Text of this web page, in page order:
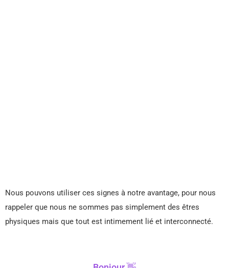
Nous pouvons utiliser ces signes à notre avantage, pour nous
rappeler que nous ne sommes pas simplement des êtres
physiques mais que tout est intimement lié et interconnecté.